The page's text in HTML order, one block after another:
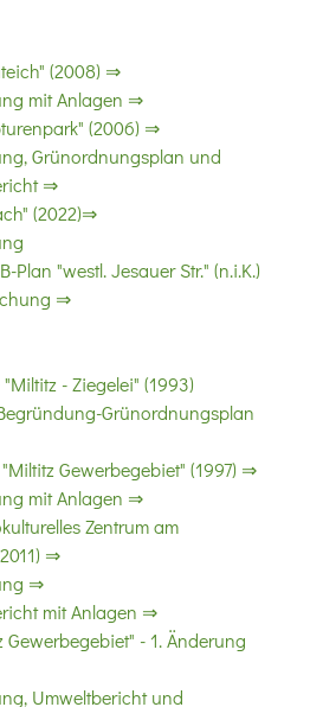
(2008) ⇒
mit Anlagen ⇒
(2006) ⇒
Grünordnungsplan und
⇒
(2022)⇒
Plan "westl. Jesauer Str." (n.i.K.)
⇒
- Ziegelei" (1993)
Grünordnungsplan
Gewerbegebiet" (1997) ⇒
mit Anlagen ⇒
Zentrum am
⇒
⇒
mit Anlagen ⇒
Gewerbegebiet" - 1. Änderung
Umweltbericht und